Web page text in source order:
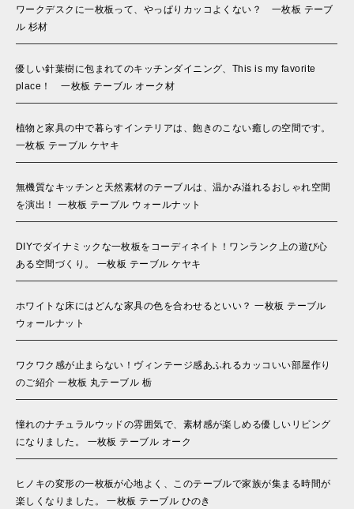
ワークデスクに一枚板って、やっぱりカッコよくない？ 一枚板 テーブ
ル 杉材
優しい針葉樹に包まれてのキッチンダイニング、This is my favorite
place！ 一枚板 テーブル オーク材
植物と家具の中で暮らすインテリアは、飽きのこない癒しの空間です。
一枚板 テーブル ケヤキ
無機質なキッチンと天然素材のテーブルは、温かみ溢れるおしゃれ空間
を演出！ 一枚板 テーブル ウォールナット
DIYでダイナミックな一枚板をコーディネイト！ワンランク上の遊び心
ある空間づくり。 一枚板 テーブル ケヤキ
ホワイトな床にはどんな家具の色を合わせるといい？ 一枚板 テーブル
ウォールナット
ワクワク感が止まらない！ヴィンテージ感あふれるカッコいい部屋作り
のご紹介 一枚板 丸テーブル 栃
憧れのナチュラルウッドの雰囲気で、素材感が楽しめる優しいリビング
になりました。 一枚板 テーブル オーク
ヒノキの変形の一枚板が心地よく、このテーブルで家族が集まる時間が
楽しくなりました。 一枚板 テーブル ひのき